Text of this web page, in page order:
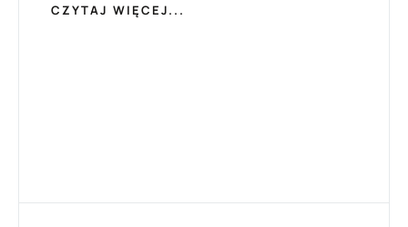
CZYTAJ WIĘCEJ...